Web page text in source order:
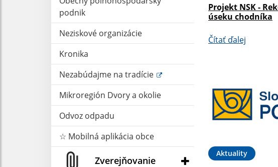
podnik
Neziskové organizácie
Kronika
Nezabúdajme na tradície
Mikroregión Dvory a okolie
Odvoz odpadu
☆ Mobilná aplikácia obce
Zverejňovanie
Projekt NSK -
úseku chodníka
Čítať ďalej
Aktuality